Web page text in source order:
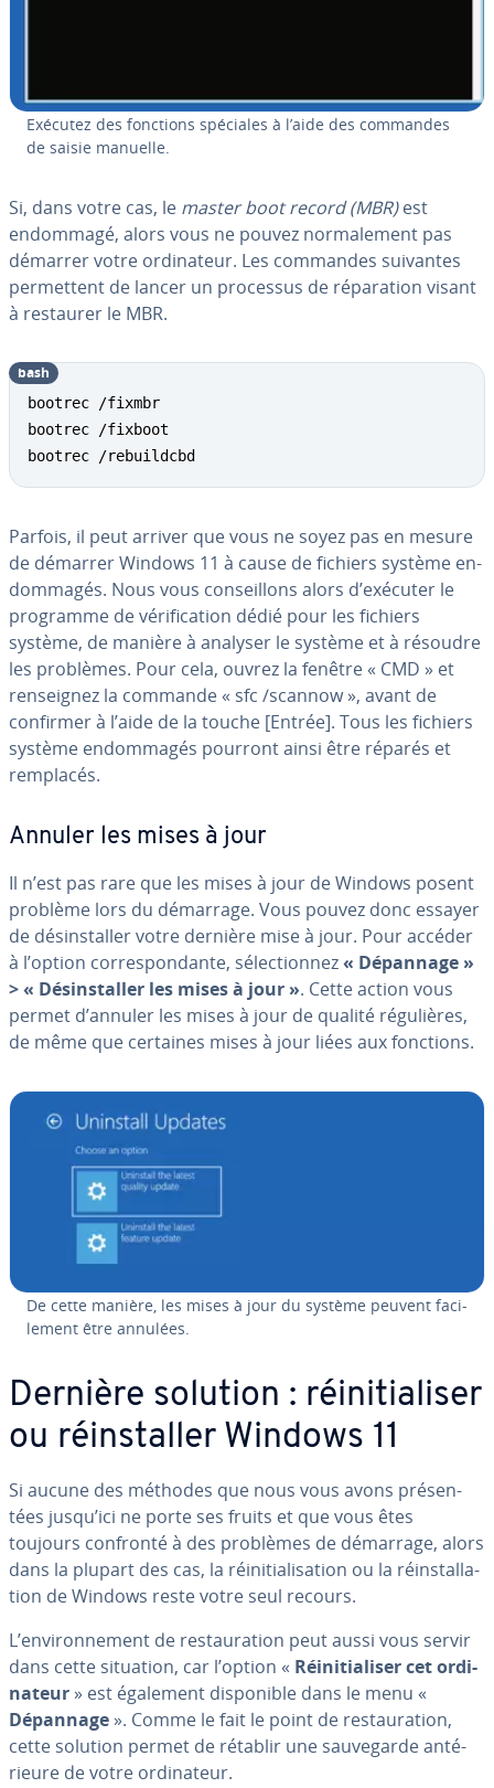
Exécutez des fonctions spéciales à l’aide des commandes
de saisie manuelle.
Si, dans votre cas, le master boot record (MBR)est
endommagé, alors vous ne pouvez nor­ma­le­ment pas
démarrer votre or­di­na­teur. Les commandes suivantes
per­met­tent de lancer un processus de ré­pa­ra­tion visant
à restaurer le MBR.
bootrec /fixmbr
bootrec /fixboot
bootrec /rebuildcbd
bash
Parfois, il peut arriver que vous ne soyez pas en mesure
de démarrer Windows 11 à cause de fichiers système en­
dom­ma­gés. Nous vous con­seil­lons alors d’exécuter le
programme de vé­ri­fi­ca­tion dédié pour les fichiers
système, de manière à analyser le système et à résoudre
les problèmes. Pour cela, ouvrez la fenêtre « CMD » et
ren­seig­nez la commande « sfc /scannow », avant de
confirmer à l’aide de la touche [Entrée]. Tous les fichiers
système en­dom­ma­gés pourront ainsi être réparés et
remplacés.
Annuler les mises à jour
Il n’est pas rare que les mises à jour de Windows posent
problème lors du démarrage. Vous pouvez donc essayer
de dé­sins­tal­ler votre dernière mise à jour. Pour accéder
à l’option cor­res­pon­dante, sé­lec­tion­nez« Dépannage »
> « Dé­sins­tal­ler les mises à jour ». Cette action vous
permet d’annuler les mises à jour de qualité ré­gu­lières,
de même que certaines mises à jour liées aux fonctions.
De cette manière, les mises à jour du système peuvent fa­ci­
le­ment être annulées.
Dernière solution : réi­ni­tia­li­ser
ou réins­tal­ler Windows 11
Si aucune des méthodes que nous vous avons pré­sen­
tées jusqu’ici ne porte ses fruits et que vous êtes
toujours confronté à des problèmes de démarrage, alors
dans la plupart des cas, la réi­ni­tia­li­sa­tion ou la réins­tal­la­
tion de Windows reste votre seul recours.
L’en­vi­ron­ne­ment de res­tau­ra­tion peut aussi vous servir
dans cette situation, car l’option « Réi­ni­tia­li­ser cet or­di­
na­teur » est également dis­po­nible dans le menu «
Dépannage ». Comme le fait le point de res­tau­ra­tion,
cette solution permet de rétablir une sau­ve­garde an­té­
rieure de votre or­di­na­teur.